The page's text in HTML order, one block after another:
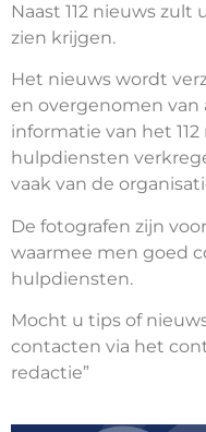
Naast 112 nieuws
zien krijgen.
Het nieuws wordt
en overgenomen van
informatie van het
hulpdiensten
vaak van de
De fotografen zijn
waarmee men goed
hulpdiensten.
Mocht u tips of
contacten via het
redactie”